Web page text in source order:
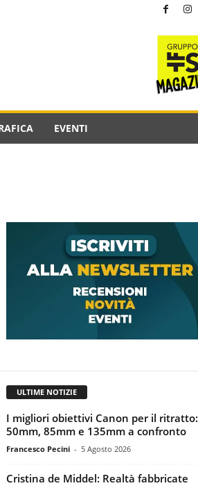
EVENTI
ULTIME NOTIZIE
I migliori obiettivi Canon per il ritratto:
50mm, 85mm e 135mm a confronto
Francesco Pecini - 5 Agosto 2026
Cristina de Middel: Realtà fabbricate